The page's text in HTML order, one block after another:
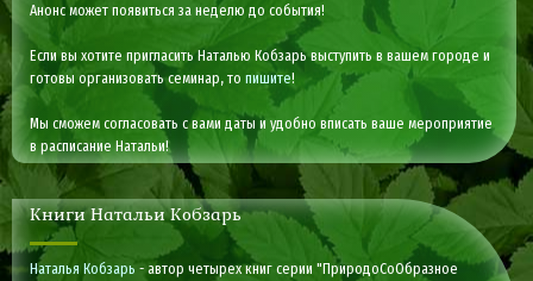
Анонс может появиться за неделю до события!
Если вы хотите пригласить Наталью Кобзарь выступить в вашем городе и
готовы организовать семинар, топишите!
Мы сможем согласовать с вами даты и удобно вписать ваше мероприятие
в расписание Натальи!
Книги Натальи Кобзарь
Наталья Кобзарь- автор четырех книг серии "ПриродоСоОбразное